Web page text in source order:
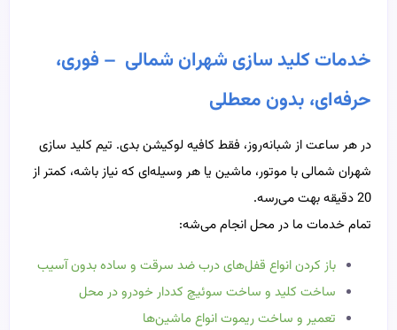
خدمات کلید سازی شهران شمالی – فوری،
حرفه‌ای، بدون معطلی
در هر ساعت از شبانه‌روز، فقط کافیه لوکیشن بدی. تیم کلید سازی
شهران شمالی با موتور، ماشین یا هر وسیله‌ای که نیاز باشه، کمتر از
20 دقیقه بهت می‌رسه.
تمام خدمات ما در محل انجام می‌شه:
باز کردن انواع قفل‌های درب ضد سرقت و ساده بدون آسیب
ساخت کلید و ساخت سوئیچ کددار خودرو در محل
تعمیر و ساخت ریموت انواع ماشین‌ها